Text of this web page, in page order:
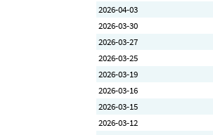
2026-04-03
2026-03-30
2026-03-27
2026-03-25
2026-03-19
2026-03-16
2026-03-15
2026-03-12